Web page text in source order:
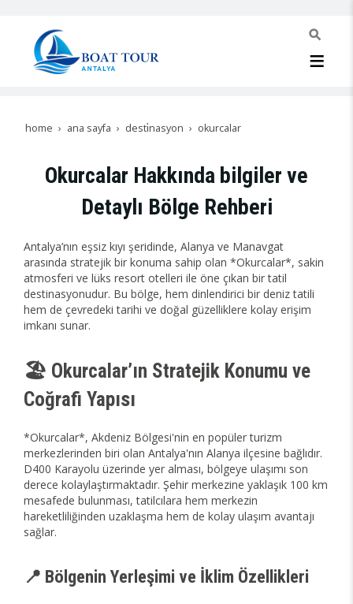
home ana sayfa desti̇nasyon okurcalar
Okurcalar Hakkında bilgiler ve
Detaylı Bölge Rehberi
Antalya’nın eşsiz kıyı şeridinde, Alanya ve Manavgat
arasında stratejik bir konuma sahip olan *Okurcalar*, sakin
atmosferi ve lüks resort otelleri ile öne çıkan bir tatil
destinasyonudur. Bu bölge, hem dinlendirici bir deniz tatili
hem de çevredeki tarihi ve doğal güzelliklere kolay erişim
imkanı sunar.
🏖️ Okurcalar’ın Stratejik Konumu ve
Coğrafi Yapısı
*Okurcalar*, Akdeniz Bölgesi'nin en popüler turizm
merkezlerinden biri olan Antalya'nın Alanya ilçesine bağlıdır.
D400 Karayolu üzerinde yer alması, bölgeye ulaşımı son
derece kolaylaştırmaktadır. Şehir merkezine yaklaşık 100 km
mesafede bulunması, tatilcılara hem merkezin
hareketliliğinden uzaklaşma hem de kolay ulaşım avantajı
sağlar.
📍 Bölgenin Yerleşimi ve İklim Özellikleri